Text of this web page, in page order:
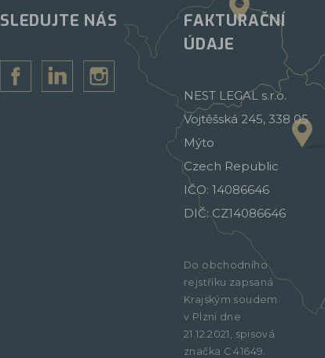
SLEDUJTE NÁS
FAKTURAČNÍ
ÚDAJE
NEST LEGAL s.r.o.
Vojtěšská 245, 338 05
Mýto
Czech Republic
IČO: 14086646
DIČ: CZ14086646
Do obchodního
rejstříku zapsaná
Krajským soudem
v Plzni dne
21.12.2021, spisová
značka C 41649.